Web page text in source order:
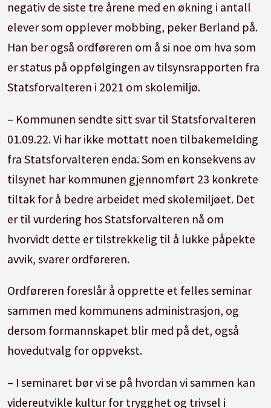
negativ de siste tre årene med en økning i antall
elever som opplever mobbing, peker Berland på.
Han ber også ordføreren om å si noe om hva som
er status på oppfølgingen av tilsynsrapporten fra
Statsforvalteren i 2021 om skolemiljø.
– Kommunen sendte sitt svar til Statsforvalteren
01.09.22. Vi har ikke mottatt noen tilbakemelding
fra Statsforvalteren enda. Som en konsekvens av
tilsynet har kommunen gjennomført 23 konkrete
tiltak for å bedre arbeidet med skolemiljøet. Det
er til vurdering hos Statsforvalteren nå om
hvorvidt dette er tilstrekkelig til å lukke påpekte
avvik, svarer ordføreren.
Ordføreren foreslår å opprette et felles seminar
sammen med kommunens administrasjon, og
dersom formannskapet blir med på det, også
hovedutvalg for oppvekst.
– I seminaret bør vi se på hvordan vi sammen kan
videreutvikle kultur for trygghet og trivsel i